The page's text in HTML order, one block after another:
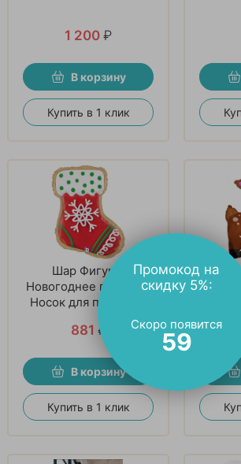
1 200 ₽
В корзину
Купить в 1 клик
Шар Фигура,
Новогоднее печенье,
Носок для подарков
881 ₽
В корзину
Купить в 1 клик
Промокод на
скидку 5%:
Скоро появится
58